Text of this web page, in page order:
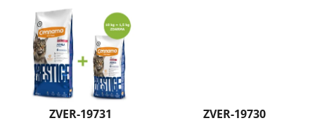
ZVER-19731
ZVER-19730